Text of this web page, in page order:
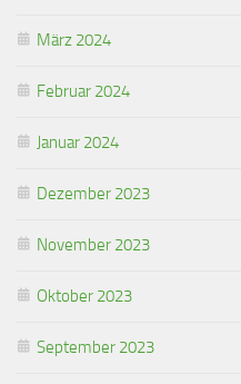
März 2024
Februar 2024
Januar 2024
Dezember 2023
November 2023
Oktober 2023
September 2023